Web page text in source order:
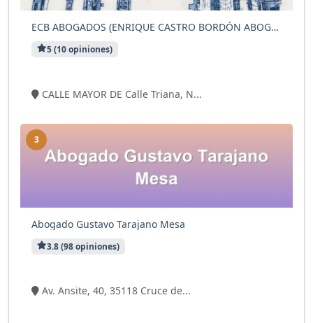
ECB ABOGADOS (ENRIQUE CASTRO BORDÓN ABOGADO)
5 (10 opiniones)
CALLE MAYOR DE Calle Triana, N...
3
Abogado Gustavo Tarajano Mesa
3.8 (98 opiniones)
Av. Ansite, 40, 35118 Cruce de...